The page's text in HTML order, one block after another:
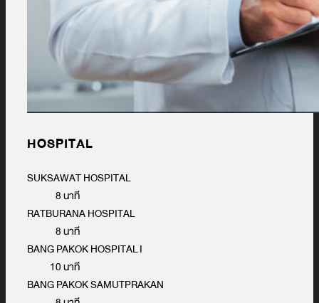
HOSPITAL
SUKSAWAT HOSPITAL
8 นาที
RATBURANA HOSPITAL
8 นาที
BANG PAKOK HOSPITAL I
10 นาที
BANG PAKOK SAMUTPRAKAN